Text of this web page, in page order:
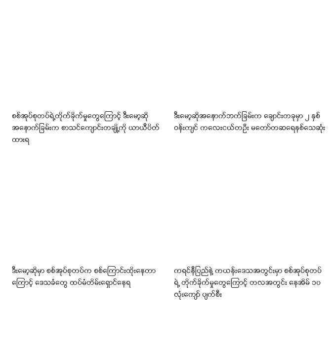
စစ်အုပ်စုတပ်ရဲ့တိုက်ခိုက်မှုတွေကြောင့် ဒီးမော့ဆို
အနောက်ခြမ်းက စာသင်ကျောင်းတချို့ကို ယာယီပိတ်
ထားရ
ဒီးမော့ဆိုအနောက်ဘက်ခြမ်းက ချောင်းတခုမှာ ၂ နှစ်
ဝန်းကျင် ကလေးငယ်တဦး မတော်တဆရေနစ်သေဆုံး
ဒီးမော့ဆိုမှာ စစ်အုပ်စုတပ်က စစ်ကြောင်းထိုးနေတာ
ကြောင့် ဒေသခံတွေ ထပ်မံတိမ်းရှောင်နေရ
ကရင်နီပြည်နဲ့ ကယန်းဒေသအတွင်းမှာ စစ်အုပ်စုတပ်
ရဲ့ တိုက်ခိုက်မှုတွေကြောင့် တလအတွင်း နေအိမ် ၁၀
လုံးကျော် ပျက်စီး